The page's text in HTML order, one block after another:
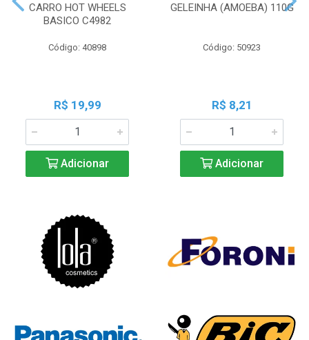
CARRO HOT WHEELS
BASICO C4982
Código: 40898
R$ 19,99
Adicionar
GELEINHA (AMOEBA) 110G
Código: 50923
R$ 8,21
Adicionar